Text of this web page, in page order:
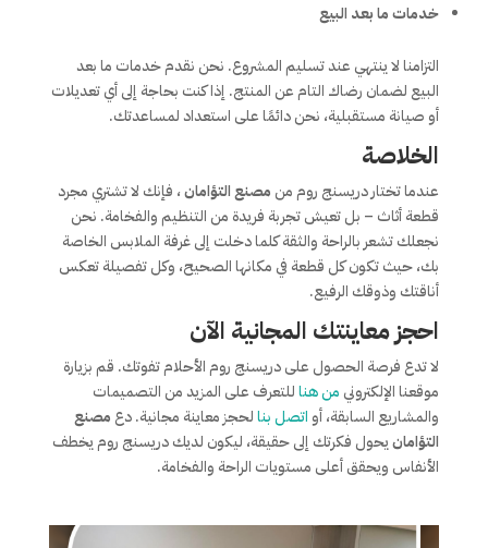
خدمات ما بعد البيع
التزامنا لا ينتهي عند تسليم المشروع. نحن نقدم خدمات ما بعد
البيع لضمان رضاك التام عن المنتج. إذا كنت بحاجة إلى أي تعديلات
أو صيانة مستقبلية، نحن دائمًا على استعداد لمساعدتك.
الخلاصة
عندما تختار دريسنج روم من مصنع التؤامان، فإنك لا تشتري مجرد
قطعة أثاث – بل تعيش تجربة فريدة من التنظيم والفخامة. نحن
نجعلك تشعر بالراحة والثقة كلما دخلت إلى غرفة الملابس الخاصة
بك، حيث تكون كل قطعة في مكانها الصحيح، وكل تفصيلة تعكس
أناقتك وذوقك الرفيع.
احجز معاينتك المجانية الآن
لا تدع فرصة الحصول على دريسنج روم الأحلام تفوتك. قم بزيارة
موقعنا الإلكتروني من هناللتعرف على المزيد من التصميمات
والمشاريع السابقة، أو اتصل بنالحجز معاينة مجانية. دع مصنع
التؤامانيحول فكرتك إلى حقيقة، ليكون لديك دريسنج روم يخطف
الأنفاس ويحقق أعلى مستويات الراحة والفخامة.